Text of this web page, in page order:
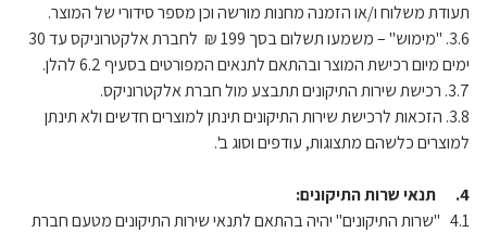
תעודת משלוח ו/או הזמנה מחנות מורשה וכן מספר סידורי של המוצר.
3.6. "מימוש" – משמעו תשלום בסך 199 ₪ לחברת אלקטרוניקס עד 30
ימים מיום רכישת המוצר ובהתאם לתנאים המפורטים בסעיף 6.2 להלן.
3.7. רכישת שירות התיקונים תתבצע מול חברת אלקטרוניקס.
3.8. הזכאות לרכישת שירות התיקונים תינתן למוצרים חדשים ולא תינתן
למוצרים כלשהם מתצוגות, עודפים וסוג ב'.
4. תנאי שרות התיקונים:
4.1 "שרות התיקונים" יהיה בהתאם לתנאי שירות התיקונים מטעם חברת